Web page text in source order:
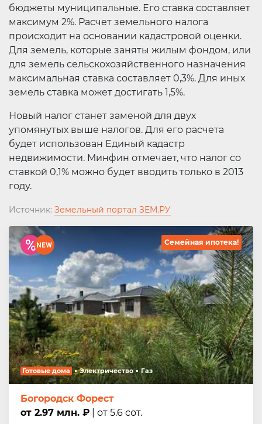
бюджеты муниципальные. Его ставка составляет
максимум 2%. Расчет земельного налога
происходит на основании кадастровой оценки.
Для земель, которые заняты жилым фондом, или
для земель сельскохозяйственного назначения
максимальная ставка составляет 0,3%. Для иных
земель ставка может достигать 1,5%.
Новый налог станет заменой для двух
упомянутых выше налогов. Для его расчета
будет использован Единый кадастр
недвижимости. Минфин отмечает, что налог со
ставкой 0,1% можно будет вводить только в 2013
году.
Источник: Земельный портал ЗЕМ.РУ
Семейная ипотека!
Готовые дома Электричество Газ
Богородск Форест
от 2.97 млн. ₽ | от 5.6 сот.